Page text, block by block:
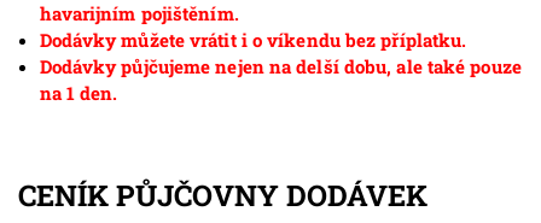
havarijním pojištěním.
Dodávky můžete vrátit i o víkendu bez příplatku.
Dodávky půjčujeme nejen na delší dobu, ale také pouze
na 1 den.
CENÍK PŮJČOVNY DODÁVEK